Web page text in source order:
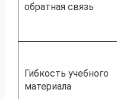
обратная связь
Гибкость учебного
материала